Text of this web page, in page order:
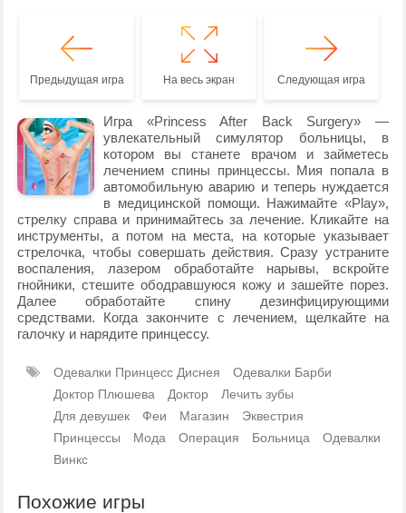
Предыдущая игра На весь экран Следующая игра
Игра «Princess After Back Surgery» —
увлекательный симулятор больницы, в
котором вы станете врачом и займетесь
лечением спины принцессы. Мия попала в
автомобильную аварию и теперь нуждается
в медицинской помощи. Нажимайте «Play»,
стрелку справа и принимайтесь за лечение. Кликайте на
инструменты, а потом на места, на которые указывает
стрелочка, чтобы совершать действия. Сразу устраните
воспаления, лазером обработайте нарывы, вскройте
гнойники, стешите ободравшуюся кожу и зашейте порез.
Далее обработайте спину дезинфицирующими
средствами. Когда закончите с лечением, щелкайте на
галочку и нарядите принцессу.
Одевалки Принцесс Диснея
Одевалки Барби
Доктор Плюшева
Доктор
Лечить зубы
Для девушек
Феи Магазин
Эквестрия
Принцессы
Мода Операция Больница
Одевалки
Винкс
Похожие игры